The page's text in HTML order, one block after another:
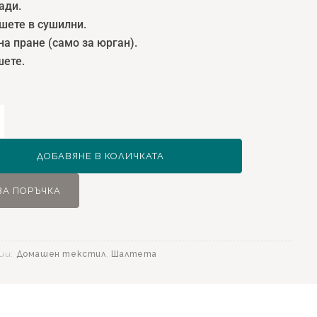
в сушилни.
пране (само за юрган).
ДОБАВЯНЕ В КОЛИЧКАТА
ПОРЪЧКА
Домашен текстил Шалтета